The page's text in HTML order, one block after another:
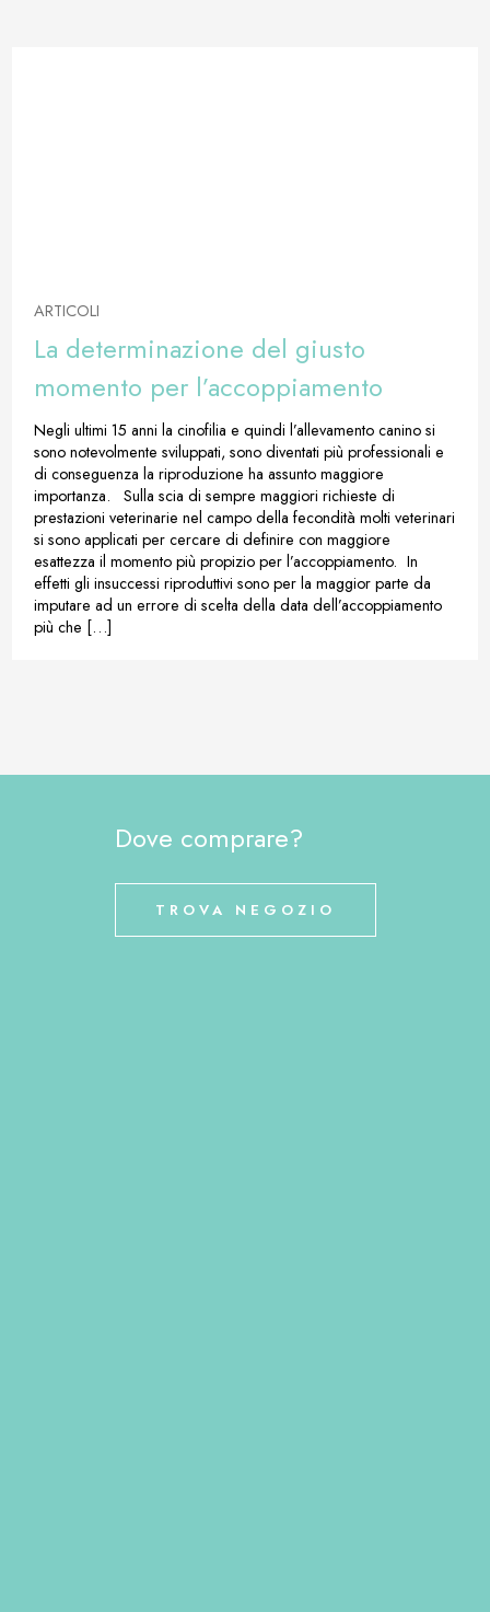
ARTICOLI
La determinazione del giusto
momento per l’accoppiamento
Negli ultimi 15 anni la cinofilia e quindi l’allevamento canino si
sono notevolmente sviluppati, sono diventati più professionali e
di conseguenza la riproduzione ha assunto maggiore
importanza. Sulla scia di sempre maggiori richieste di
prestazioni veterinarie nel campo della fecondità molti veterinari
si sono applicati per cercare di definire con maggiore
esattezza il momento più propizio per l’accoppiamento. In
effetti gli insuccessi riproduttivi sono per la maggior parte da
imputare ad un errore di scelta della data dell’accoppiamento
più che […]
Dove comprare?
TROVA NEGOZIO